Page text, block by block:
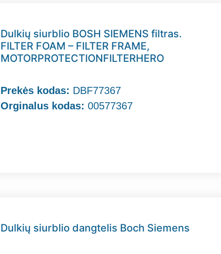
Dulkių siurblio BOSH SIEMENS filtras.
FILTER FOAM – FILTER FRAME,
MOTORPROTECTIONFILTERHERO
Prekės kodas: DBF77367
Orginalus kodas: 00577367
Dulkių siurblio dangtelis Boch Siemens